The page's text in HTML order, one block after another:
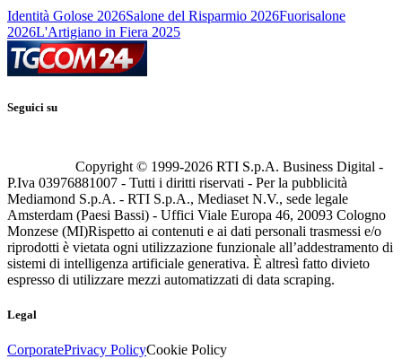
Identità Golose 2026Salone del Risparmio 2026Fuorisalone
2026L'Artigiano in Fiera 2025
Seguici su
Copyright © 1999-2026 RTI S.p.A. Business Digital -
P.Iva 03976881007 - Tutti i diritti riservati - Per la pubblicità
Mediamond S.p.A. - RTI S.p.A., Mediaset N.V., sede legale
Amsterdam (Paesi Bassi) - Uffici Viale Europa 46, 20093 Cologno
Monzese (MI)Rispetto ai contenuti e ai dati personali trasmessi e/o
riprodotti è vietata ogni utilizzazione funzionale all’addestramento di
sistemi di intelligenza artificiale generativa. È altresì fatto divieto
espresso di utilizzare mezzi automatizzati di data scraping.
Legal
CorporatePrivacy PolicyCookie Policy